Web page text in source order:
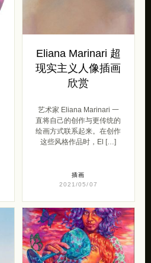
Eliana Marinari 超
现实主义人像插画
欣赏
艺术家 Eliana Marinari 一
直将自己的创作与更传统的
绘画方式联系起来。在创作
这些风格作品时，El […]
插画
2021/05/07